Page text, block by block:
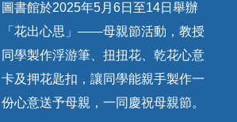
圖書館於2025年5月6日至14日舉辦
「花出心思」——母親節活動，教授
同學製作浮游筆、扭扭花、乾花心意
卡及押花匙扣，讓同學能親手製作一
份心意送予母親，一同慶祝母親節。